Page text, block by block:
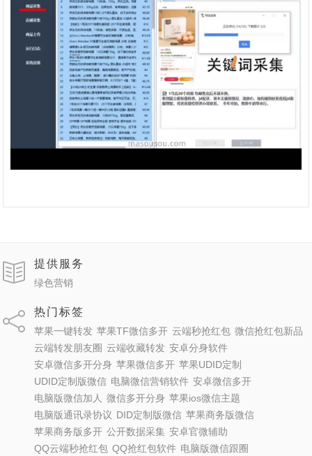
提供服务
绿色营销
热门标签
苹果一键转发 苹果TF微信多开 云端秒抢红包 微信抢红包新品
云端转发朋友圈 云端收藏转发 安卓分身软件
安卓微信多开分身 苹果微信多开 苹果UDID定制
UDID定制版微信 电脑微信营销软件 安卓微信多开
电脑版微信加人 微信多开分身 苹果ios微信主题
电脑版通讯录协议 DID定制版微信 苹果商务版微信
苹果商务版多开 公开数据采集 安卓官微辅助
QQ云端秒抢红包 QQ抢红包软件 电脑版微信跟圈